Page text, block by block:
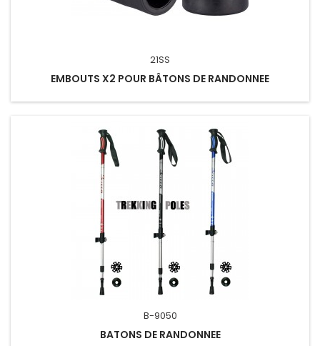
21SS
EMBOUTS X2 POUR BÂTONS DE RANDONNEE
B-9050
BATONS DE RANDONNEE